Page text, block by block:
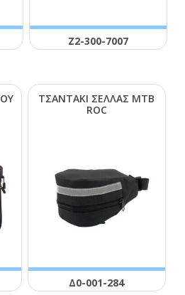
Ζ2-300-7007
ΤΣΑΝΤΑΚΙ ΣΕΛΛΑΣ ΜΤΒ
RΟC
Δ0-001-284